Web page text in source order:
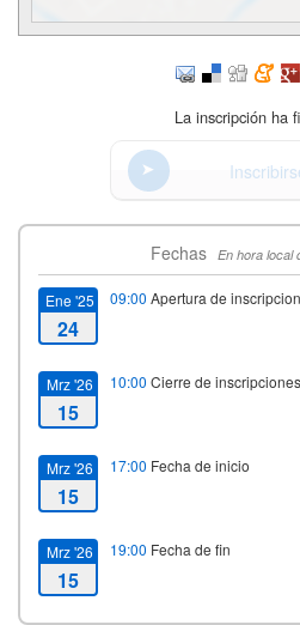
La inscripción ha
Fechas En hora local
Ene '25
24
09:00 Apertura de
Mrz '26
15
10:00 Cierre de inscripciones
Mrz '26
15
17:00 Fecha de inicio
Mrz '26
15
19:00 Fecha de fin